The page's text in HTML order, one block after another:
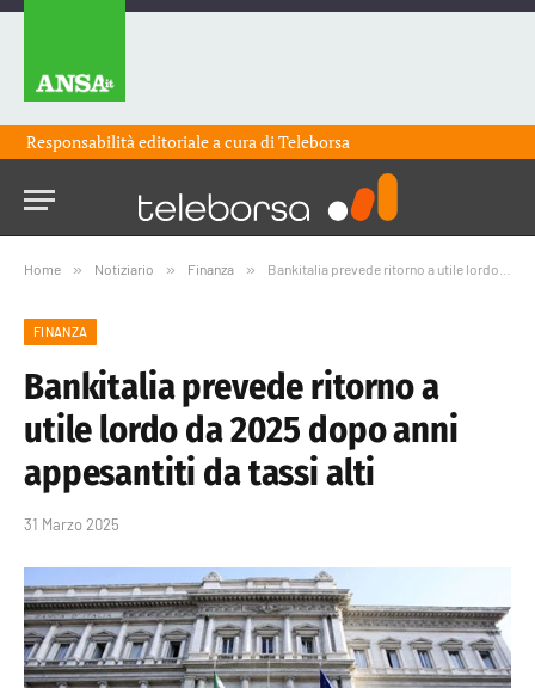
Responsabilità editoriale a cura diTeleborsa
Home » Notiziario » Finanza » Bankitalia prevede ritorno a utile lordo da 2025 dopo anni appesantiti da tassi alti
FINANZA
Bankitalia prevede ritorno a
utile lordo da 2025 dopo anni
appesantiti da tassi alti
31 Marzo 2025